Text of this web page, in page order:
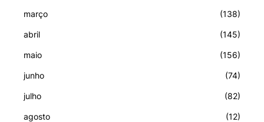
março (138)
abril (145)
maio (156)
junho (74)
julho (82)
agosto (12)